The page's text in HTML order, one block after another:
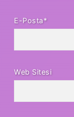
E-Posta*
Web Sitesi